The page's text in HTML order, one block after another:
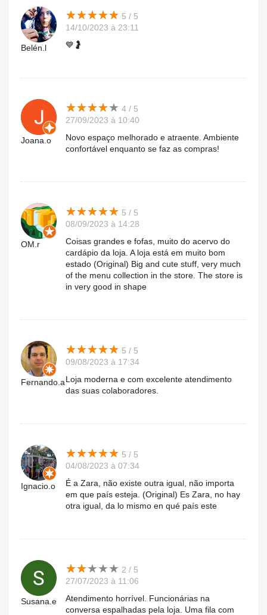
Belén.l
★★★★★
★★★★★ 5 / 5
14/10/2023 à 23:11
💙🤰
Joana.o
★★★★★
★★★★★ 4 / 5
27/09/2023 à 10:40
Novo espaço melhorado e atraente. Ambiente
confortável enquanto se faz as compras!
OM.r
★★★★★
★★★★★ 5 / 5
08/09/2023 à 14:28
Coisas grandes e fofas, muito do acervo do
cardápio da loja. A loja está em muito bom
estado (Original) Big and cute stuff, very much
of the menu collection in the store. The store is
in very good in shape
Fernando.a
★★★★★
★★★★★ 5 / 5
09/08/2023 à 17:34
Loja moderna e com excelente atendimento
das suas colaboradores.
Ignacio.o
★★★★★
★★★★★ 5 / 5
04/08/2023 à 07:34
É a Zara, não existe outra igual, não importa
em que país esteja. (Original) Es Zara, no hay
otra igual, da lo mismo en qué país este
Susana.e
★★★★★
★★★★★ 2 / 5
27/07/2023 à 11:06
Atendimento horrível. Funcionárias na
conversa espalhadas pela loja. Uma fila com